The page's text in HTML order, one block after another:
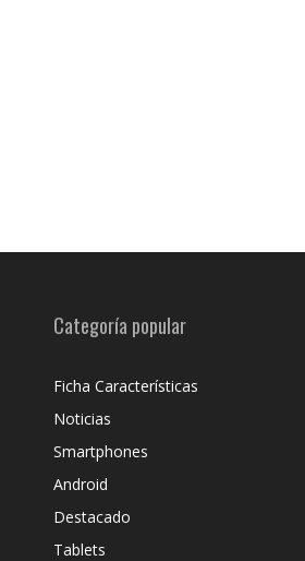
Categoría popular
Ficha Características
Noticias
Smartphones
Android
Destacado
Tablets